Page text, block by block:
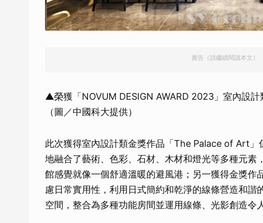
廣告（請繼續閱讀本文）
▲榮獲「NOVUM DESIGN AWARD 2023」室內設
（圖／中國科大提供）
此次獲得室內設計類金獎作品「The Palace of Art」
地融合了藝術、色彩、石材、木材和燈光等多種元素
館感覺就像一個舒適溫暖的避風港；另一獲得金獎
慮日常實用性，利用日式簡約和乾淨的線條營造和諧
空間，整合為多種功能房間並運用線條、光影創造令